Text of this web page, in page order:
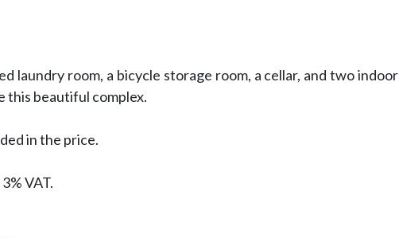
laundry room, a bicycle storage room, a cellar, and two indoor
this beautiful complex.
in the price.
VAT.